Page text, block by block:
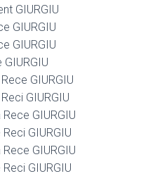
GIURGIU
GIURGIU
GIURGIU
GIURGIU
GIURGIU
GIURGIU
GIURGIU
GIURGIU
GIURGIU